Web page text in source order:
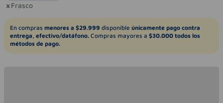
Frasco
En compras menores a $29.999 disponible únicamente pago contra
entrega, efectivo/datáfono. Compras mayores a $30.000 todos los
métodos de pago.